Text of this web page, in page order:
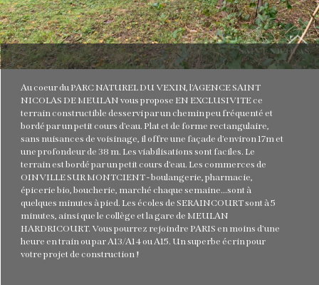
la
copropriété
Plus d'informations sur
le quartier
Au coeur du PARC NATUREL DU VEXIN, l'AGENCE SAINT
NICOLAS DE MEULAN vous propose EN EXCLUSIVITE ce
terrain constructible desservi par un chemin peu fréquenté et
bordé par un petit cours d'eau. Plat et de forme rectangulaire,
sans nuisances de voisinage, il offre une façade d'environ 17m et
une profondeur de 38 m. Les viabilisations sont faciles. Le
terrain est bordé par un petit cours d'eau. Les commerces de
OINVILLE SUR MONTCIENT - boulangerie, pharmacie,
épicerie bio, boucherie, marché chaque semaine...sont à
quelques minutes à pied. Les écoles de SERAINCOURT sont à 5
minutes, ainsi que le collège et la gare de MEULAN
HARDRICOURT. Vous pourrez rejoindre PARIS en moins d'une
heure en train ou par A13/A14 ou A15. Un superbe écrin pour
votre projet de construction !